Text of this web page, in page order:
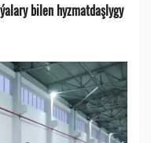
bilen hyzmatdaşlygy